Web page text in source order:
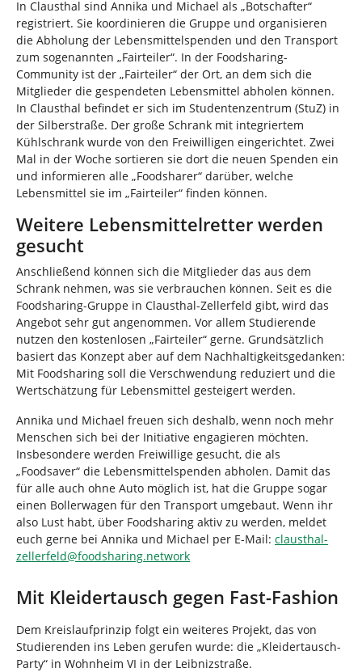
In Clausthal sind Annika und Michael als „Botschafter“
registriert. Sie koordinieren die Gruppe und organisieren
die Abholung der Lebensmittelspenden und den Transport
zum sogenannten „Fairteiler“. In der Foodsharing-
Community ist der „Fairteiler“ der Ort, an dem sich die
Mitglieder die gespendeten Lebensmittel abholen können.
In Clausthal befindet er sich im Studentenzentrum (StuZ) in
der Silberstraße. Der große Schrank mit integriertem
Kühlschrank wurde von den Freiwilligen eingerichtet. Zwei
Mal in der Woche sortieren sie dort die neuen Spenden ein
und informieren alle „Foodsharer“ darüber, welche
Lebensmittel sie im „Fairteiler“ finden können.
Weitere Lebensmittelretter werden
gesucht
Anschließend können sich die Mitglieder das aus dem
Schrank nehmen, was sie verbrauchen können. Seit es die
Foodsharing-Gruppe in Clausthal-Zellerfeld gibt, wird das
Angebot sehr gut angenommen. Vor allem Studierende
nutzen den kostenlosen „Fairteiler“ gerne. Grundsätzlich
basiert das Konzept aber auf dem Nachhaltigkeitsgedanken:
Mit Foodsharing soll die Verschwendung reduziert und die
Wertschätzung für Lebensmittel gesteigert werden.
Annika und Michael freuen sich deshalb, wenn noch mehr
Menschen sich bei der Initiative engagieren möchten.
Insbesondere werden Freiwillige gesucht, die als
„Foodsaver“ die Lebensmittelspenden abholen. Damit das
für alle auch ohne Auto möglich ist, hat die Gruppe sogar
einen Bollerwagen für den Transport umgebaut. Wenn ihr
also Lust habt, über Foodsharing aktiv zu werden, meldet
euch gerne bei Annika und Michael per E-Mail: clausthal-
zellerfeld@foodsharing.network
Mit Kleidertausch gegen Fast-Fashion
Dem Kreislaufprinzip folgt ein weiteres Projekt, das von
Studierenden ins Leben gerufen wurde: die „Kleidertausch-
Party“ in Wohnheim VI in der Leibnizstraße.